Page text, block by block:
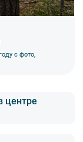
с фото,
центре